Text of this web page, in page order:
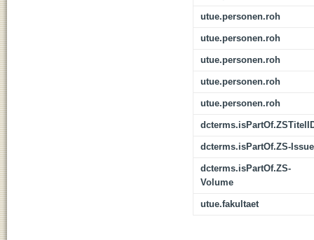
utue.personen.roh
utue.personen.roh
utue.personen.roh
utue.personen.roh
utue.personen.roh
dcterms.isPartOf.ZS-Issue
dcterms.isPartOf.ZS-
Volume
utue.fakultaet